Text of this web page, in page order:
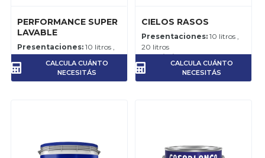
PERFORMANCE SUPER
LAVABLE
Presentaciones:10 litros ,
Rendimiento:5-6 m2 por
CALCULA CUÁNTO
NECESITÁS
CIELOS RASOS
Presentaciones:10 litros ,
20 litros
litro, para el trabajo
CALCULA CUÁNTO
NECESITÁS